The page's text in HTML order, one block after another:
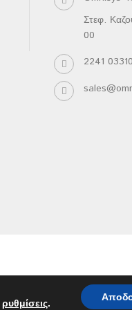
Στεφ.
00
2241
ρυθμίσεις.